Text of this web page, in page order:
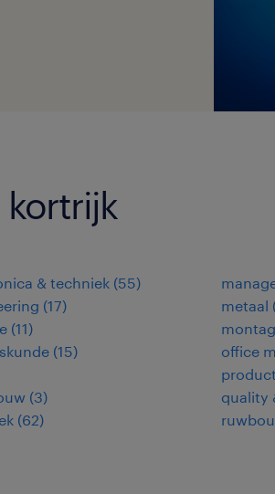
kortrijk
& techniek (55)
(17)
(11)
(15)
(3)
(62)
metaal
office
quality